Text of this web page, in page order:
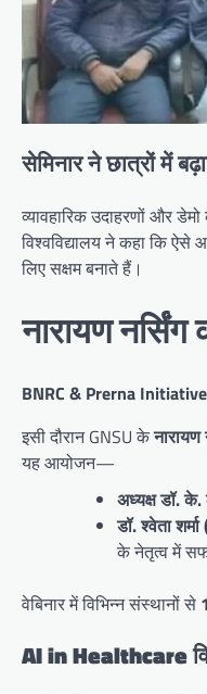
सेमिनार ने छात्रों में
व्यावहारिक उदाहरणों और
विश्वविद्यालय ने कहा कि
लिए सक्षम बनाते हैं।
नारायण
BNRC & Prerna
इसी दौरान GNSU के
यह आयोजन—
अध्यक्ष डॉ. के.
डॉ. श्वेता
के नेतृत्व में
वेबिनार में विभिन्न संस्थानों से
AI in Healthcare